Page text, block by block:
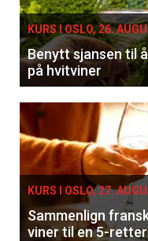
KURS I OSLO, 26.
Benytt sjansen til
på hvitviner
KURS I OSLO, 27.
Sammenlign
viner til en 5-